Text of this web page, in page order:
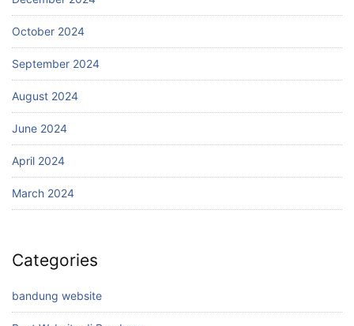
October 2024
September 2024
August 2024
June 2024
April 2024
March 2024
Categories
bandung website